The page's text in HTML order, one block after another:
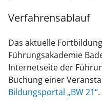
Verfahrensablauf
Das aktuelle
Führungsakademie
Internetseite der
Buchung einer
Bildungsportal „BW 21“.